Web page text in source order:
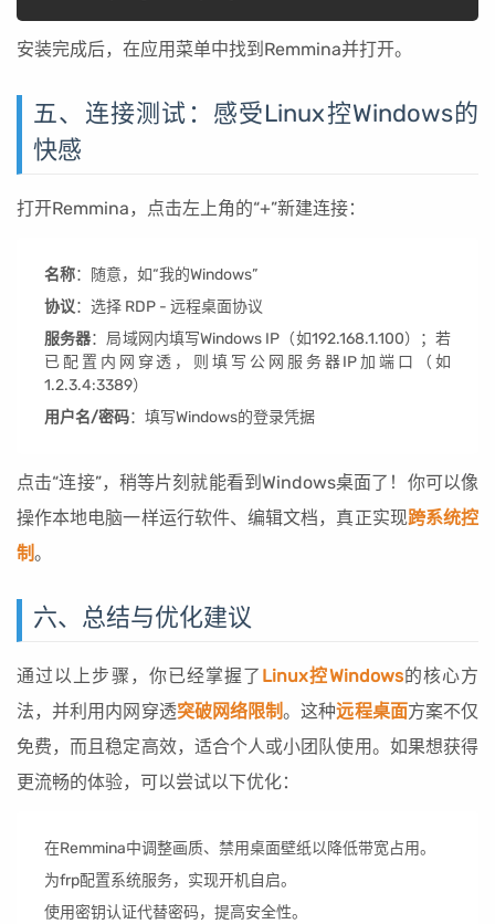
安装完成后，在应用菜单中找到Remmina并打开。
五、连接测试：感受Linux控Windows的
快感
打开Remmina，点击左上角的“+”新建连接：
名称：随意，如“我的Windows”
协议：选择 RDP - 远程桌面协议
服务器：局域网内填写Windows IP（如192.168.1.100）；若
已配置内网穿透，则填写公网服务器IP加端口（如
1.2.3.4:3389）
用户名/密码：填写Windows的登录凭据
点击“连接”，稍等片刻就能看到Windows桌面了！你可以像
操作本地电脑一样运行软件、编辑文档，真正实现跨系统控
制。
六、总结与优化建议
通过以上步骤，你已经掌握了 Linux控Windows的核心方
法，并利用内网穿透突破网络限制。这种远程桌面方案不仅
免费，而且稳定高效，适合个人或小团队使用。如果想获得
更流畅的体验，可以尝试以下优化：
在Remmina中调整画质、禁用桌面壁纸以降低带宽占用。
为frp配置系统服务，实现开机自启。
使用密钥认证代替密码，提高安全性。